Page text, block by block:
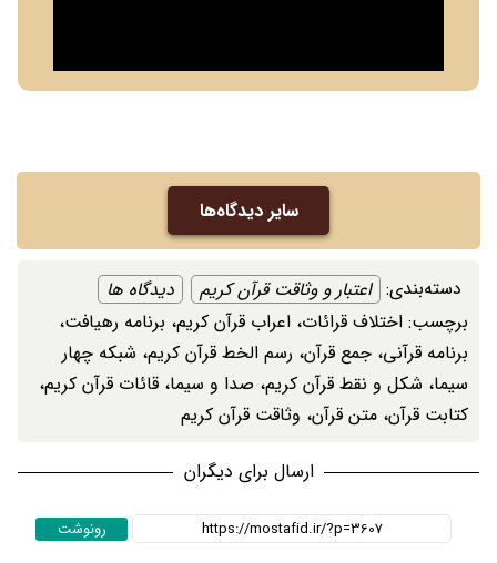
سایر دیدگاه‌ها
دسته‌بندی: ‌ اعتبار و وثاقت قرآن کریم
دیدگاه ها
برچسب: ‌ اختلاف قرائات، ‌ اعراب قرآن کریم، ‌ برنامه رهیافت،
برنامه قرآنی، ‌ جمع قرآن، ‌ رسم الخط قرآن کریم، ‌ شبکه چهار
سیما، ‌ شکل و نقط قرآن کریم، ‌ صدا و سیما، ‌ قائات قرآن کریم،
کتابت قرآن، ‌ متن قرآن، ‌ وثاقت قرآن کریم
ارسال برای دیگران
رونوشت